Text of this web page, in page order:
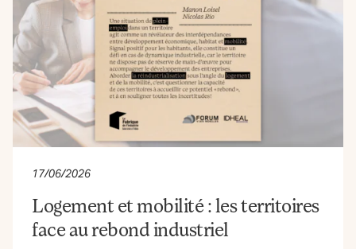
17/06/2026
Logement et mobilité : les territoires
face au rebond industriel